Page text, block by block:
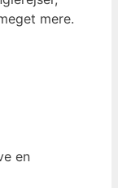
mere.
en